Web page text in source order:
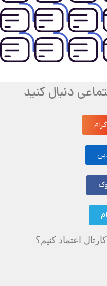
دنبال کنید
اعتماد کنیم؟